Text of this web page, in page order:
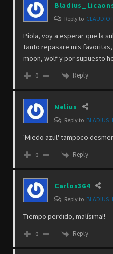
Reply to CLAUDIO
Piola, voy a esperar que la
tanto repasare mis
moon, wolf y por supuesto
0 Reply
Nelius
Reply to
'Miedo azul' tampoco
0 Reply
Carlos364
Reply to
Tiempo perdido, malísima!!
0 Reply